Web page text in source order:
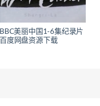
BBC美丽中国1-6集纪录片
百度网盘资源下载